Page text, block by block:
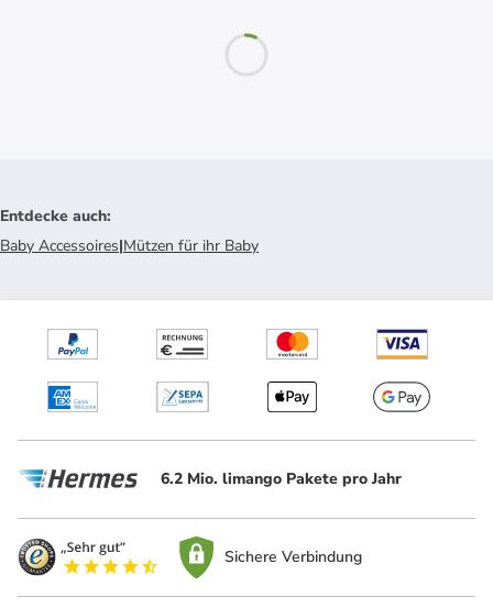
Entdecke auch:
Baby Accessoires|Mützen für ihr Baby
6.2 Mio. limango Pakete pro Jahr
Sichere Verbindung